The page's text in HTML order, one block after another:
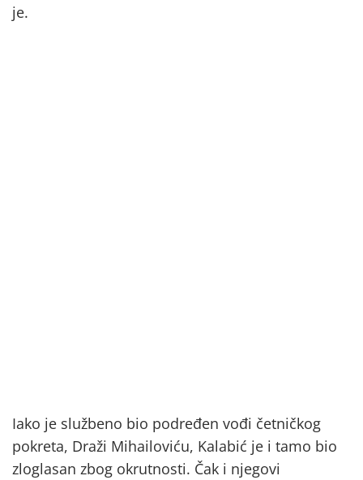
je.
Iako je službeno bio podređen vođi četničkog
pokreta, Draži Mihailoviću, Kalabić je i tamo bio
zloglasan zbog okrutnosti. Čak i njegovi